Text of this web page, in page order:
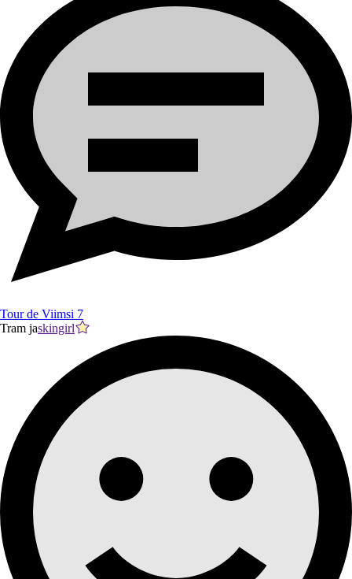
Tour de Viimsi 7
Tram jaskingirl